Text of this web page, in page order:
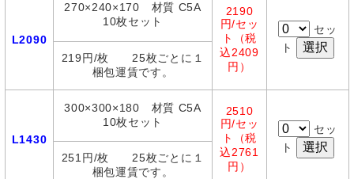
L2090
270×240×170 材質 C5A
10枚セット
2190
円/セッ
ト（税
込2409
円）
セッ
ト
219円/枚 25枚ごとに１
梱包運賃です。
L1430
300×300×180 材質 C5A
10枚セット
2510
円/セッ
ト（税
込2761
円）
セッ
ト
251円/枚 25枚ごとに１
梱包運賃です。